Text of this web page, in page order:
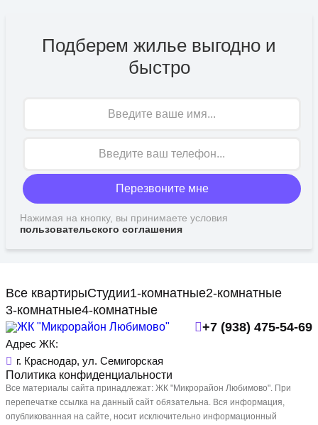
Подберем жилье выгодно и
быстро
Перезвоните мне
Нажимая на кнопку, вы принимаете условия
пользовательского соглашения
Все квартирыСтудии1-комнатные2-комнатные
3-комнатные4-комнатные
Адрес ЖК:
г. Краснодар, ул. Семигорская
+7 (938) 475-54-69
Политика конфиденциальности
Все материалы сайта принадлежат: ЖК "Микрорайон Любимово". При
перепечатке ссылка на данный сайт обязательна. Вся информация,
опубликованная на сайте, носит исключительно информационный